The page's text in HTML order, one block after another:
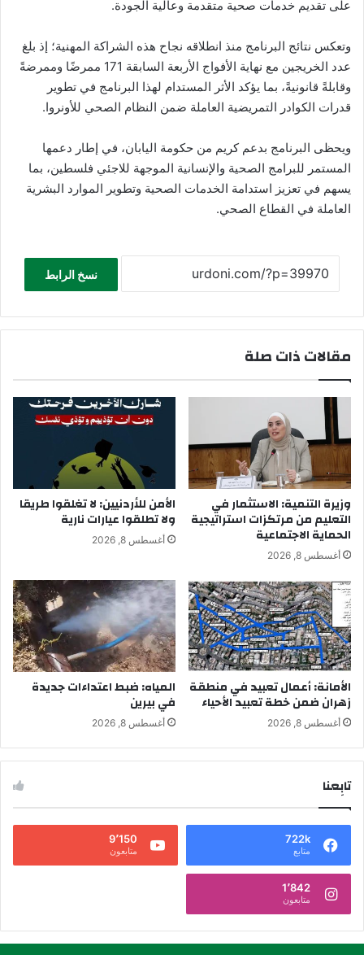
على تقديم خدمات صحية متقدمة وعالية الجودة.
وتعكس نتائج البرنامج منذ انطلاقه نجاح هذه الشراكة المهنية؛ إذ بلغ
عدد الخريجين مع نهاية الأفواج الأربعة السابقة 171 ممرضًا وممرضةً
وقابلةً قانونيةً، بما يؤكد الأثر المستدام لهذا البرنامج في تطوير
قدرات الكوادر التمريضية العاملة ضمن النظام الصحي للأونروا.
ويحظى البرنامج بدعم كريم من حكومة اليابان، في إطار دعمها
المستمر للبرامج الصحية والإنسانية الموجهة للاجئي فلسطين، بما
يسهم في تعزيز استدامة الخدمات الصحية وتطوير الموارد البشرية
العاملة في القطاع الصحي.
نسخ الرابط
مقالات ذات صلة
وزيرة التنمية: الاستثمار في
التعليم من مرتكزات استراتيجية
الحماية الاجتماعية
أغسطس 8, 2026
الأمن للأردنيين: لا تغلقوا طريقا
ولا تطلقوا عيارات نارية
أغسطس 8, 2026
الأمانة: أعمال تعبيد في منطقة
زهران ضمن خطة تعبيد الأحياء
أغسطس 8, 2026
المياه: ضبط اعتداءات جديدة
في بيرين
أغسطس 8, 2026
تابِعنا
722k
متابع
9٬150
متابعون
1٬842
متابعون